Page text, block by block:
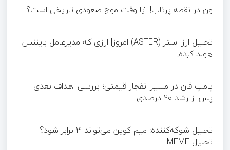
ون در نقطه پرتاب! آیا وقت موج صعودی تاریخی است؟
تحلیل ارز استر (ASTER) امروز| ارزی که مدیرعامل بایننس
هولد کرده!
پامپ فان در مسیر انفجار قیمتی؛ بررسی اهداف بعدی
پس از رشد ۲۰ درصدی
تحلیل شوکه‌کننده: میم کوین می‌تواند ۳ برابر شود؟
تحلیل MEME